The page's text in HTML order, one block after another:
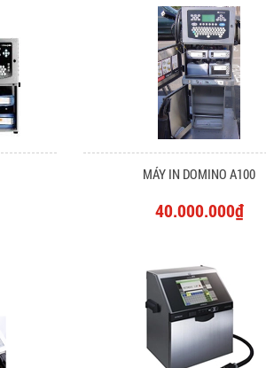
MÁY IN DOMINO A100
40.000.000₫